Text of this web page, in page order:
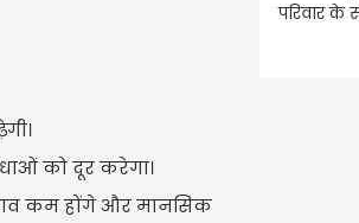
को दूर करेगा।
कम होंगे और मानसिक
परिवार के साथ समय